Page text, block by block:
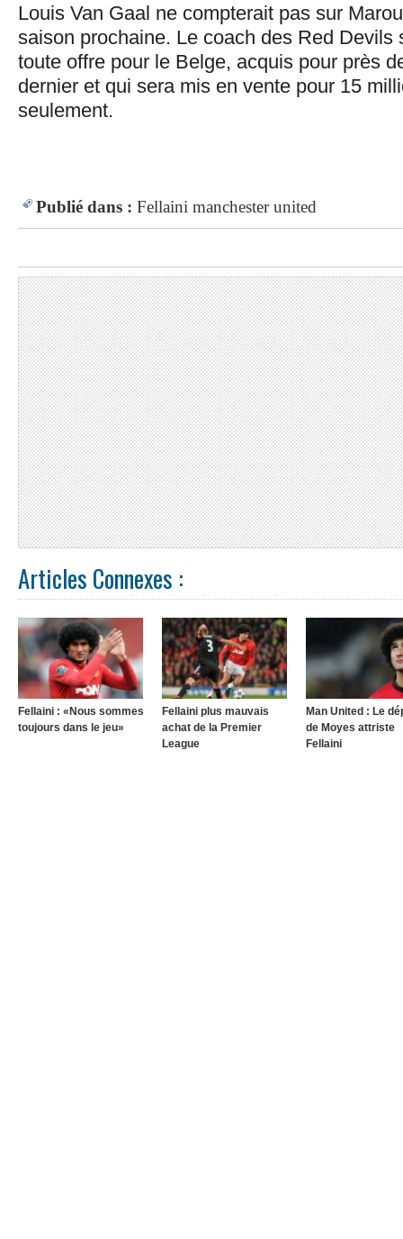
Louis Van Gaal ne compterait pas sur
saison prochaine. Le coach des Red Devils
toute offre pour le Belge, acquis pour près
dernier et qui sera mis en vente pour 15
seulement.
Publié dans : Fellaini manchester united
Articles Connexes :
Fellaini : «Nous sommes
toujours dans le jeu»
Fellaini plus mauvais
achat de la Premier
League
Man United : Le
de Moyes attriste
Fellaini